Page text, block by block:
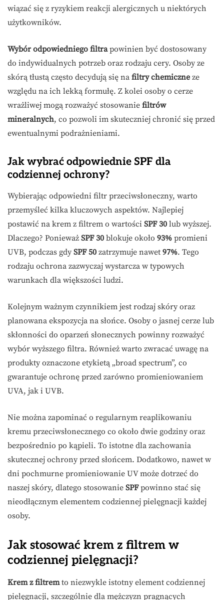
wiązać się z ryzykiem reakcji alergicznych u niektórych
użytkowników.
Wybór odpowiedniego filtrapowinien być dostosowany
do indywidualnych potrzeb oraz rodzaju cery. Osoby ze
skórą tłustą często decydują się na filtry chemiczne ze
względu na ich lekką formułę. Z kolei osoby o cerze
wrażliwej mogą rozważyć stosowanie filtrów
mineralnych, co pozwoli im skuteczniej chronić się przed
ewentualnymi podrażnieniami.
Jak wybrać odpowiednie SPF dla
codziennej ochrony?
Wybierając odpowiedni filtr przeciwsłoneczny, warto
przemyśleć kilka kluczowych aspektów. Najlepiej
postawić na krem z filtrem o wartości SPF 30 lub wyższej.
Dlaczego? Ponieważ SPF 30 blokuje około 93% promieni
UVB, podczas gdy SPF 50 zatrzymuje nawet 97%. Tego
rodzaju ochrona zazwyczaj wystarcza w typowych
warunkach dla większości ludzi.
Kolejnym ważnym czynnikiem jest rodzaj skóry oraz
planowana ekspozycja na słońce. Osoby o jasnej cerze lub
skłonności do oparzeń słonecznych powinny rozważyć
wybór wyższego filtra. Również warto zwracać uwagę na
produkty oznaczone etykietą „broad spectrum”, co
gwarantuje ochronę przed zarówno promieniowaniem
UVA, jak i UVB.
Nie można zapominać o regularnym reaplikowaniu
kremu przeciwsłonecznego co około dwie godziny oraz
bezpośrednio po kąpieli. To istotne dla zachowania
skutecznej ochrony przed słońcem. Dodatkowo, nawet w
dni pochmurne promieniowanie UV może dotrzeć do
naszej skóry, dlatego stosowanie SPFpowinno stać się
nieodłącznym elementem codziennej pielęgnacji każdej
osoby.
Jak stosować krem z filtrem w
codziennej pielęgnacji?
Krem z filtremto niezwykle istotny element codziennej
pielęgnacji, szczególnie dla mężczyzn pragnących